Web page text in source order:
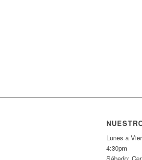
Lunes a
4:30pm